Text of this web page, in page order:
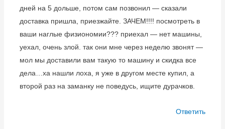
дней на 5 дольше, потом сам позвонил — сказали
доставка пришла, приезжайте. ЗАЧЕМ!!!! посмотреть в
ваши наглые физиономии??? приехал — нет машины,
уехал, очень злой. так они мне через неделю звонят —
мол мы доставили вам такую то машину и скидка все
дела…ха нашли лоха, я уже в другом месте купил, а
второй раз на заманку не поведусь, ищите дурачков.
Ответить